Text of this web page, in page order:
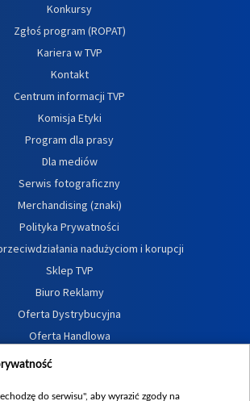
Konkursy
Zgłoś program (ROPAT)
Kariera w TVP
Kontakt
Centrum informacji TVP
Komisja Etyki
Program dla prasy
Dla mediów
Serwis fotograficzny
Merchandising (znaki)
Polityka Prywatności
nadużyciom i korupcji
Sklep TVP
Biuro Reklamy
Oferta Dystrybucyjna
Oferta Handlowa
Dostępność
do serwisu", aby wyrazić zgody na